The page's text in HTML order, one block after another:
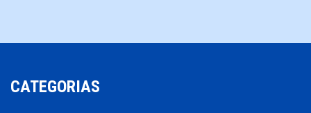
CATEGORIAS